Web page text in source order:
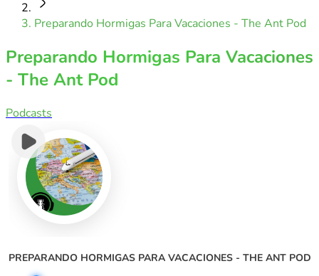
Preparando Hormigas Para Vacaciones - The Ant Pod
Preparando Hormigas Para Vacaciones
- The Ant Pod
Podcasts
PREPARANDO HORMIGAS PARA VACACIONES - THE ANT POD